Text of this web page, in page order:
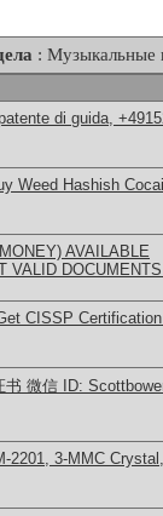
: Музыкальные
di guida,
Weed Hashish
AVAILABLE
VALID
CISSP
微信 ID:
2201, 3-MMC